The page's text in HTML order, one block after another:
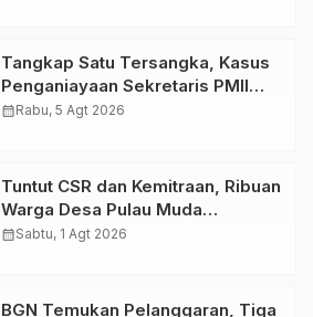
Tangkap Satu Tersangka, Kasus
Penganiayaan Sekretaris PMII
Ditangani Polda Riau
calendar_monthRabu, 5 Agt 2026
Tuntut CSR dan Kemitraan, Ribuan
Warga Desa Pulau Muda
Pelalawan Unjuk Rasa di PKS PT
calendar_monthSabtu, 1 Agt 2026
BGN Temukan Pelanggaran, Tiga